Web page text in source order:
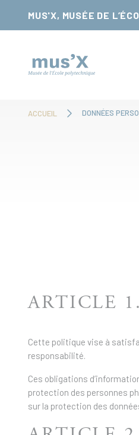
MUS'X, MUSÉE DE
ACCUEIL DONNÉES
ARTICLE
Cette politique vise à
responsabilité.
Ces obligations
protection des personnes
sur la protection des